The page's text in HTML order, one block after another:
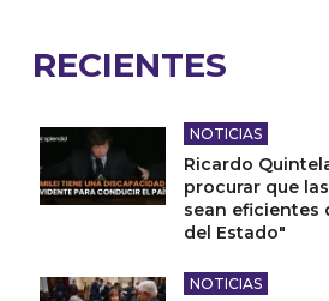
RECIENTES
NOTICIAS
Ricardo
procurar que
sean eficientes
del Estado"
NOTICIAS